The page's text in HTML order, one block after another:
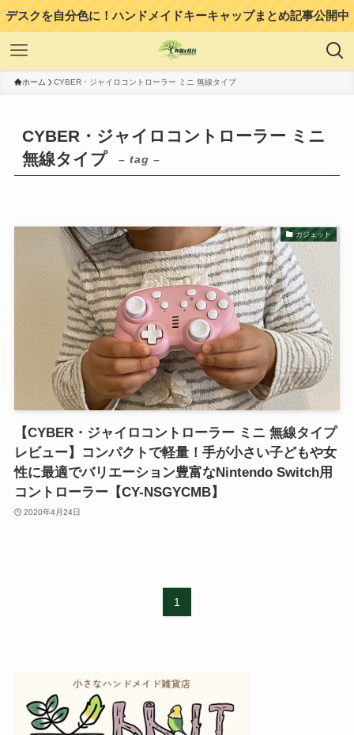
デスクを自分色に！ハンドメイドキーキャップまとめ記事公開中
ホーム CYBER・ジャイロコントローラー ミニ 無線タイプ
CYBER・ジャイロコントローラー ミニ
無線タイプ
– tag –
ガジェット
【CYBER・ジャイロコントローラー ミニ 無線タイプ
レビュー】コンパクトで軽量！手が小さい子どもや女
性に最適でバリエーション豊富なNintendo Switch用
コントローラー【CY-NSGYCMB】
2020年4月24日
1